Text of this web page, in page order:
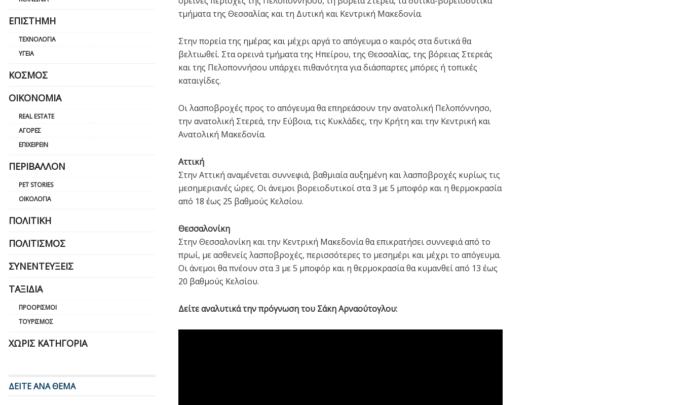
τμήματα της Θεσσαλίας και τη Δυτική και Κεντρική Μακεδονία.
Στην πορεία της ημέρας και μέχρι αργά το απόγευμα ο καιρός στα δυτικά θα
βελτιωθεί. Στα ορεινά τμήματα της Ηπείρου, της Θεσσαλίας, της βόρειας Στερεάς
και της Πελοποννήσου υπάρχει πιθανότητα για διάσπαρτες μπόρες ή τοπικές
καταιγίδες.
Οι λασποβροχές προς το απόγευμα θα επηρεάσουν την ανατολική Πελοπόννησο,
την ανατολική Στερεά, την Εύβοια, τις Κυκλάδες, την Κρήτη και την Κεντρική και
Ανατολική Μακεδονία.
Αττική
Στην Αττική αναμένεται συννεφιά, βαθμιαία αυξημένη και λασποβροχές κυρίως τις
μεσημεριανές ώρες. Οι άνεμοι βορειοδυτικοί στα 3 με 5 μποφόρ και η θερμοκρασία
από 18 έως 25 βαθμούς Κελσίου.
Θεσσαλονίκη
Στην Θεσσαλονίκη και την Κεντρική Μακεδονία θα επικρατήσει συννεφιά από το
πρωί, με ασθενείς λασποβροχές, περισσότερες το μεσημέρι και μέχρι το απόγευμα.
Οι άνεμοι θα πνέουν στα 3 με 5 μποφόρ και η θερμοκρασία θα κυμανθεί από 13 έως
20 βαθμούς Κελσίου.
Δείτε αναλυτικά την πρόγνωση του Σάκη Αρναούτογλου:
ΕΠΙΣΤΉΜΗ
ΤΕΧΝΟΛΟΓΊΑ
ΥΓΕΊΑ
ΚΌΣΜΟΣ
ΟΙΚΟΝΟΜΊΑ
REAL ESTATE
ΑΓΟΡΈΣ
ΕΠΙΧΕΙΡΕΊΝ
ΠΕΡΙΒΆΛΛΟΝ
PET STORIES
ΟΙΚΟΛΟΓΊΑ
ΠΟΛΙΤΙΚΉ
ΠΟΛΙΤΙΣΜΌΣ
ΣΥΝΕΝΤΕΎΞΕΙΣ
ΤΑΞΊΔΙΑ
ΠΡΟΟΡΙΣΜΟΊ
ΤΟΥΡΙΣΜΌΣ
ΧΩΡΊΣ ΚΑΤΗΓΟΡΊΑ
ΔΕΙΤΕ ΑΝΑ ΘΕΜΑ